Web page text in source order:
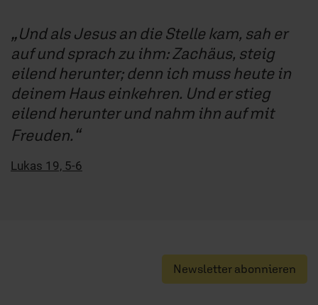
Und als Jesus an die Stelle kam, sah er
auf und sprach zu ihm: Zachäus, steig
eilend herunter; denn ich muss heute in
deinem Haus einkehren. Und er stieg
eilend herunter und nahm ihn auf mit
Freuden.
Lukas 19, 5-6
Newsletter abonnieren